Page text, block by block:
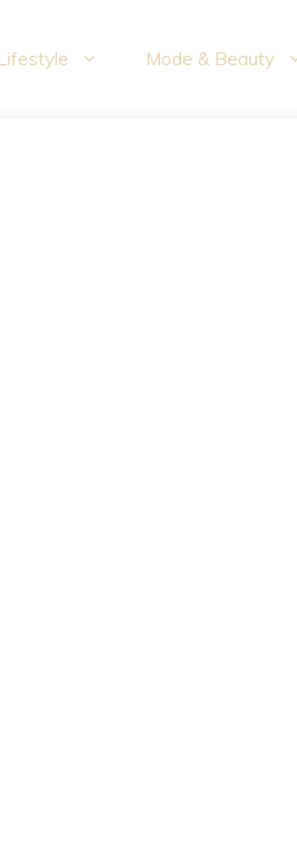
Lifestyle Mode & Beauty